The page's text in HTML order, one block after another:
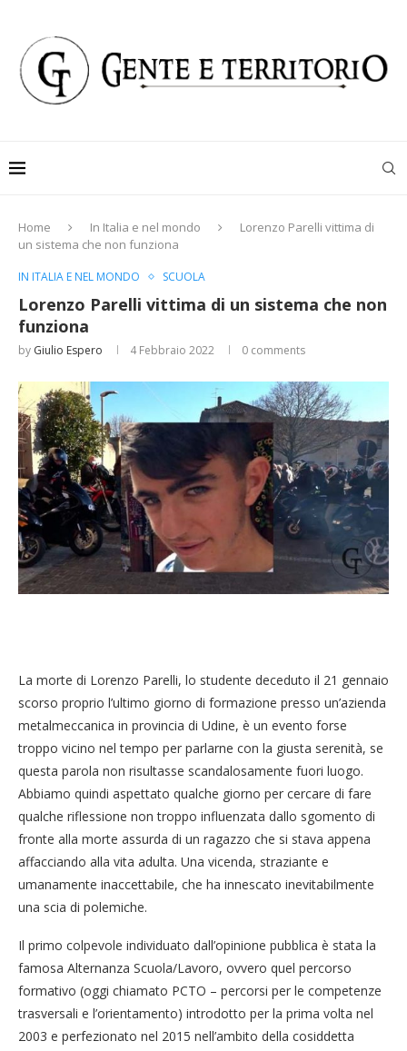
Home In Italia e nel mondo
Lorenzo Parelli vittima di
un sistema che non funziona
IN ITALIA E NEL MONDO SCUOLA
Lorenzo Parelli vittima di un sistema che non
funziona
by Giulio Espero 4 Febbraio 2022 0 comments
La morte di Lorenzo Parelli, lo studente deceduto il 21 gennaio
scorso proprio l’ultimo giorno di formazione presso un’azienda
metalmeccanica in provincia di Udine, è un evento forse
troppo vicino nel tempo per parlarne con la giusta serenità, se
questa parola non risultasse scandalosamente fuori luogo.
Abbiamo quindi aspettato qualche giorno per cercare di fare
qualche riflessione non troppo influenzata dallo sgomento di
fronte alla morte assurda di un ragazzo che si stava appena
affacciando alla vita adulta. Una vicenda, straziante e
umanamente inaccettabile, che ha innescato inevitabilmente
una scia di polemiche.
Il primo colpevole individuato dall’opinione pubblica è stata la
famosa Alternanza Scuola/Lavoro, ovvero quel percorso
formativo (oggi chiamato PCTO – percorsi per le competenze
trasversali e l’orientamento) introdotto per la prima volta nel
2003 e perfezionato nel 2015 nell’ambito della cosiddetta